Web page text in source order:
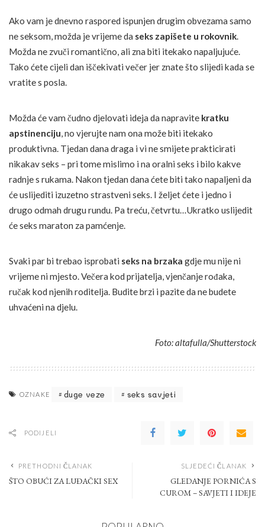
Ako vam je dnevno raspored ispunjen drugim obvezama samo
ne seksom, možda je vrijeme da seks zapišete u rokovnik.
Možda ne zvuči romantično, ali zna biti itekako napaljujuće.
Tako ćete cijeli dan iščekivati večer jer znate što slijedi kada se
vratite s posla.
Možda će vam čudno djelovati ideja da napravite kratku
apstinenciju, no vjerujte nam ona može biti itekako
produktivna. Tjedan dana draga i vi ne smijete prakticirati
nikakav seks – pri tome mislimo i na oralni seks i bilo kakve
radnje s rukama. Nakon tjedan dana ćete biti tako napaljeni da
će uslijediti izuzetno strastveni seks. I željet ćete i jedno i
drugo odmah drugu rundu. Pa treću, četvrtu…Ukratko uslijedit
će seks maraton za pamćenje.
Svaki par bi trebao isprobati seks na brzaka gdje mu nije ni
vrijeme ni mjesto. Večera kod prijatelja, vjenčanje rođaka,
ručak kod njenih roditelja. Budite brzi i pazite da ne budete
uhvaćeni na djelu.
Foto: altafulla/Shutterstock
OZNAKE duge veze seks savjeti
PODIJELI
PRETHODNI ČLANAK
ŠTO OBUĆI ZA LUĐAČKI SEX
SLJEDEĆI ČLANAK
GLEDANJE PORNIĆA S
CUROM – SAVJETI I IDEJE